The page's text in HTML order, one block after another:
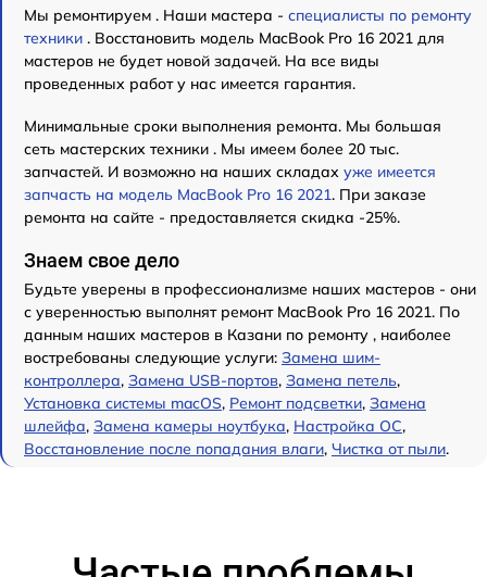
Мы ремонтируем . Наши мастера - специалисты по ремонту
техники . Восстановить модель MacBook Pro 16 2021 для
мастеров не будет новой задачей. На все виды
проведенных работ у нас имеется гарантия.
Минимальные сроки выполнения ремонта. Мы большая
сеть мастерских техники . Мы имеем более 20 тыс.
запчастей. И возможно на наших складах уже имеется
запчасть на модель MacBook Pro 16 2021. При заказе
ремонта на сайте - предоставляется скидка -25%.
Знаем свое дело
Будьте уверены в профессионализме наших мастеров - они
с уверенностью выполнят ремонт MacBook Pro 16 2021. По
данным наших мастеров в Казани по ремонту , наиболее
востребованы следующие услуги: Замена шим-
контроллера, Замена USB-портов, Замена петель,
Установка системы macOS, Ремонт подсветки, Замена
шлейфа, Замена камеры ноутбука, Настройка ОС,
Восстановление после попадания влаги, Чистка от пыли.